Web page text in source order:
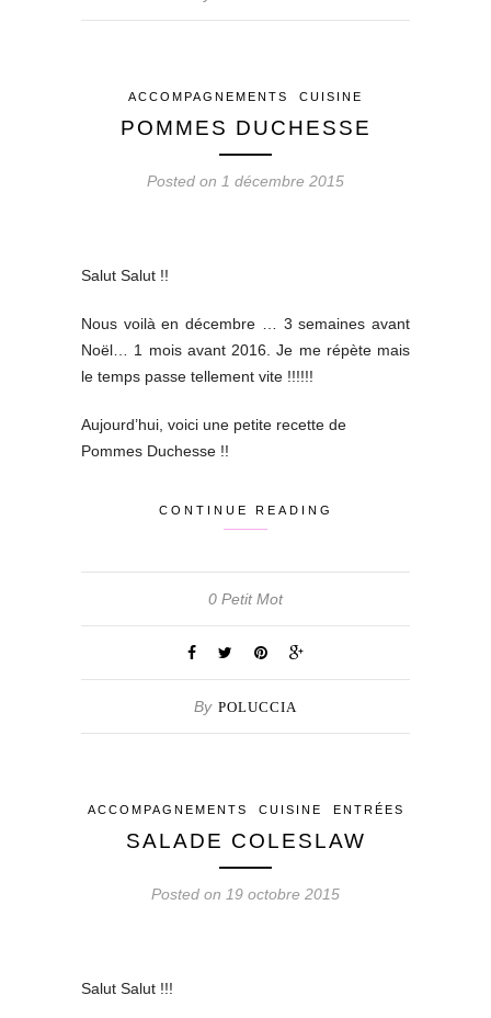
ACCOMPAGNEMENTS CUISINE
POMMES DUCHESSE
Posted on 1 décembre 2015
Salut Salut !!
Nous voilà en décembre … 3 semaines avant
Noël… 1 mois avant 2016. Je me répète mais
le temps passe tellement vite !!!!!!
Aujourd’hui, voici une petite recette de
Pommes Duchesse !!
CONTINUE READING
0 Petit Mot
By POLUCCIA
ACCOMPAGNEMENTS CUISINE ENTRÉES
SALADE COLESLAW
Posted on 19 octobre 2015
Salut Salut !!!